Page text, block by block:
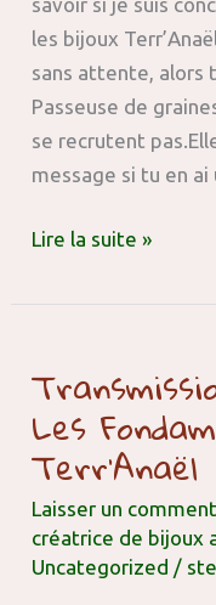
les bijoux
sans attente, alors
Passeuse de
se recrutent
message si tu en ai
Lire la suite »
Les
Terr’Anaël
Laisser un
créatrice de bijoux
Uncategorized /
et
graines
:
les
fondamentaux
de